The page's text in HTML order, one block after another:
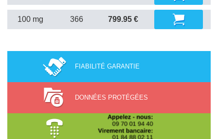
100 mg 366 799.95 €
FIABILITÉ GARANTIE
DONNÉES PROTÉGÉES